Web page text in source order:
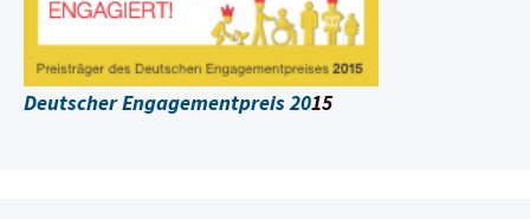
Deutscher Engagementpreis 2015